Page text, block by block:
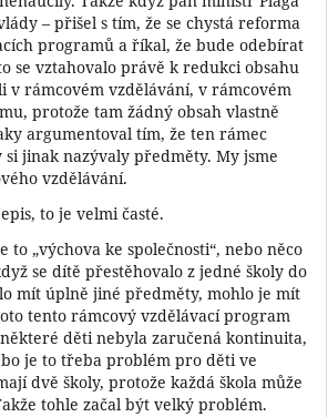
– přišel s tím, že se chystá reforma
programů a říkal, že bude odebírat
se vztahovalo právě k redukci obsahu
v rámcovém vzdělávání, v rámcovém
protože tam žádný obsah vlastně
argumentoval tím, že ten rámec
si jinak nazývaly předměty. My jsme
vzdělávání.
to je velmi časté.
to „výchova ke společnosti“, nebo něco
se dítě přestěhovalo z jedné školy do
mít úplně jiné předměty, mohlo je mít
tento rámcový vzdělávací program
děti nebyla zaručená kontinuita,
je to třeba problém pro děti ve
dvě školy, protože každá škola může
tohle začal být velký problém.